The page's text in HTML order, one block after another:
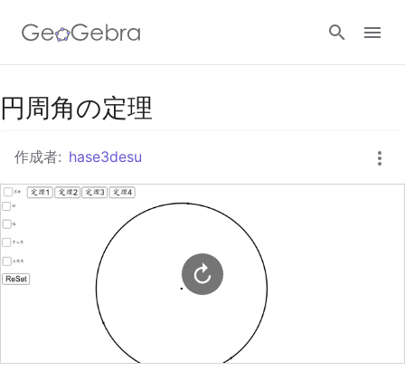
Googleクラスルーム
GeoGebra Classroom
円周角の定理
作成者: hase3desu